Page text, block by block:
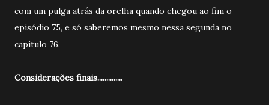
com um pulga atrás da orelha quando chegou ao fim o
episódio 75, e só saberemos mesmo nessa segunda no
capitulo 76.
Considerações finais..............